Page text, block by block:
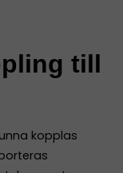
till
kopplas